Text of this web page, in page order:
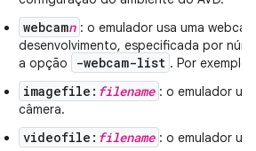
webcamn : o emulador usa uma
desenvolvimento, especificada por
a opção
-webcam-list . Por exemplo,
imagefile: filename : o emulador
câmera.
videofile: filename : o emulador